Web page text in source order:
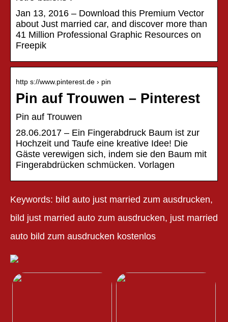
Jan 13, 2016 – Download this Premium Vector
about Just married car, and discover more than
41 Million Professional Graphic Resources on
Freepik
http s://www.pinterest.de › pin
Pin auf Trouwen – Pinterest
Pin auf Trouwen
28.06.2017 – Ein Fingerabdruck Baum ist zur
Hochzeit und Taufe eine kreative Idee! Die
Gäste verewigen sich, indem sie den Baum mit
Fingerabdrücken schmücken. Vorlagen
Keywords: bild auto just married zum ausdrucken,
bild just married auto zum ausdrucken, just married
auto bild zum ausdrucken kostenlos